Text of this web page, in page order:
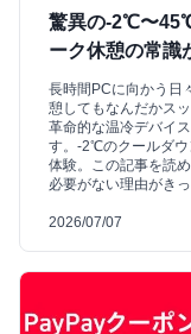
驚異の-2℃〜
ーク休憩の常識
長時間PCに向かう日
憩してもなんだかス
革命的な温冷デバイ
す。-2℃のクールダ
体験。この記事を読
必要がない理由がき
2026/07/07